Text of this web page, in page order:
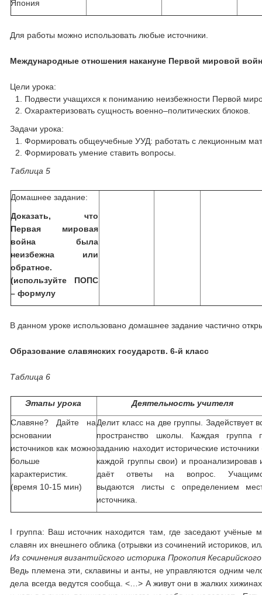
Япония
Для работы можно использовать любые источники.
Международные отношения накануне Первой мировой
Цели урока:
Подвести учащихся к пониманию неизбежности Первой
Охарактеризовать сущность военно–политических блоков.
Задачи урока:
Формировать общеучебные УУД: работать с лекционным
Формировать умение ставить вопросы.
Таблица 5
Домашнее задание:
Доказать, что
Первая мировая
война была
неизбежна или
обратное.
(используйте ПОПС
– формулу
В данном уроке использовано домашнее задание частично
Образование славянских государств. 6-й класс
Таблица 6
Этапы урока Деятельность учителя
Славяне? Дайте на
основании
источников как можно
больше
характеристик.
(время 10-15 мин)
Делит класс на две группы. Задействует
пространство школы. Каждая группа
заданию находит исторические источники
каждой группы свои) и проанализировав
даёт ответы на вопрос.
выдаются листы с определением
источника.
I группа: Ваш источник находится там, где заседают учёные
славян их внешнего облика (отрывки из сочинений историков,
Из сочинения византийского историка Прокопия
Ведь племена эти, склавины и анты, не управляются одним
дела всегда ведутся сообща. <…> А живут они в жалких